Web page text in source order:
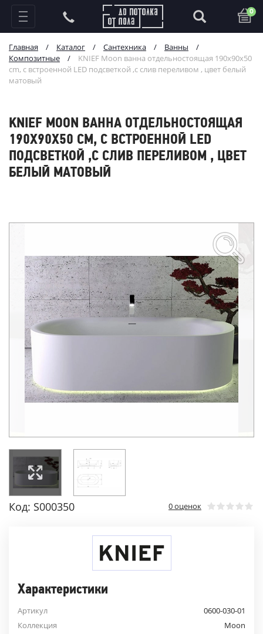
0
Главная / Каталог / Сантехника / Ванны
/
Композитные
/
KNIEF Moon ванна отдельностоящая 190x90x50
cm, c встроенной LED подсветкой ,с слив переливом , цвет белый
матовый
KNIEF MOON ВАННА ОТДЕЛЬНОСТОЯЩАЯ
190X90X50 CM, C ВСТРОЕННОЙ LED
ПОДСВЕТКОЙ ,С СЛИВ ПЕРЕЛИВОМ , ЦВЕТ
БЕЛЫЙ МАТОВЫЙ
Код: S000350 0 оценок
Характеристики
Артикул
0600-030-01
Коллекция
Moon